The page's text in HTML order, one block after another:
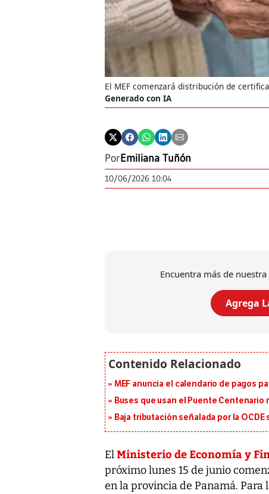
El MEF comenzará distribución de
Generado con IA
PorEmiliana Tuñón
10/06/2026 10:04
Encuentra más de
Agrega
MEF anuncia el calendario de pagos
Buses que usan el Puente
Baja tributación señalada por la
ElMinisterio de Economía y
próximo lunes 15 de junio
en la provincia de Panamá.